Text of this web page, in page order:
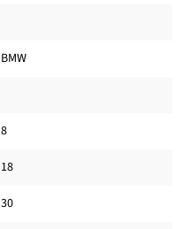
BMW
8
18
30